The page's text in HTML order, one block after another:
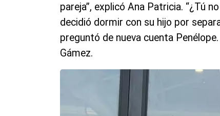
pareja”, explicó Ana Patricia. “¿Tú
decidió dormir con su hijo por
preguntó de nueva cuenta
Gámez.